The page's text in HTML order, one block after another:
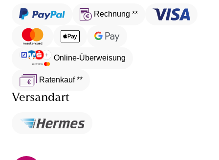
Rechnung **
Online-Überweisung
Ratenkauf **
Versandart